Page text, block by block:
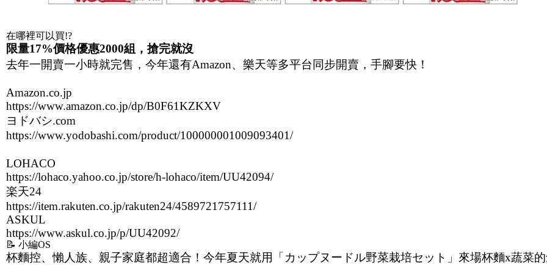
在哪裡可以買!?
限量17%價格優惠2000組，搶完就沒
去年一開賣一小時就完售，今年還有Amazon、樂天等多平台同步開賣，手腳要快！
Amazon.co.jp
https://www.amazon.co.jp/dp/B0F61KZKXV
ヨドバシ.com
https://www.yodobashi.com/product/100000001009093401/
LOHACO
https://lohaco.yahoo.co.jp/store/h-lohaco/item/UU42094/
楽天24
https://item.rakuten.co.jp/rakuten24/4589721757111/
ASKUL
https://www.askul.co.jp/p/UU42092/
📝 小編OS
杯麵控、懶人族、親子家庭都超適合！今年夏天就用「カップヌードル野菜栽培セット」來場杯麵x蔬菜